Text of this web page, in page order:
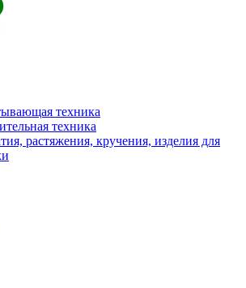
техника
техника
растяжения, кручения, изделия для